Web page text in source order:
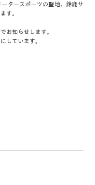
タースポーツの聖地，鈴鹿サ
す。
お知らせします。
しています。